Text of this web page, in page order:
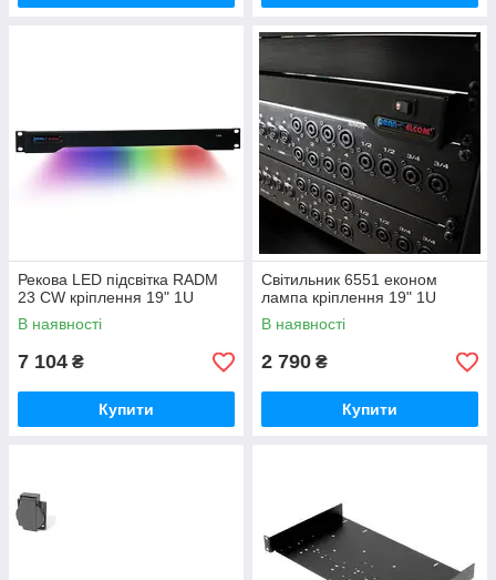
Рекова LED підсвітка RADM
23 CW кріплення 19" 1U
В наявності
7 104 ₴
Купити
Світильник 6551 економ
лампа кріплення 19" 1U
В наявності
2 790 ₴
Купити